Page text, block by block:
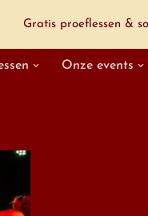
Onze events
Gratis proeflessen &